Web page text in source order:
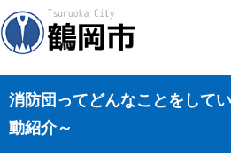
消防団ってどんなことをして
動紹介～